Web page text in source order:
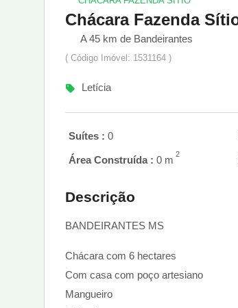
Chácara Fazenda
A 45 km de Bandeirantes
( Código Imóvel: 1531164 )
Letícia
Suítes : 0
Área Construída : 0 m 2
Descrição
BANDEIRANTES MS
Chácara com 6 hectares
Com casa com poço artesiano
Mangueiro